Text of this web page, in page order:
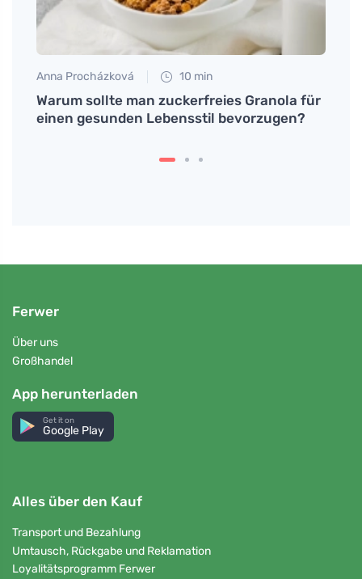
Anna Procházková 10 min
Warum sollte man zuckerfreies Granola für
einen gesunden Lebensstil bevorzugen?
Ferwer
Über uns
Großhandel
App herunterladen
Get it on
Google Play
Alles über den Kauf
Transport und Bezahlung
Umtausch, Rückgabe und Reklamation
Loyalitätsprogramm Ferwer